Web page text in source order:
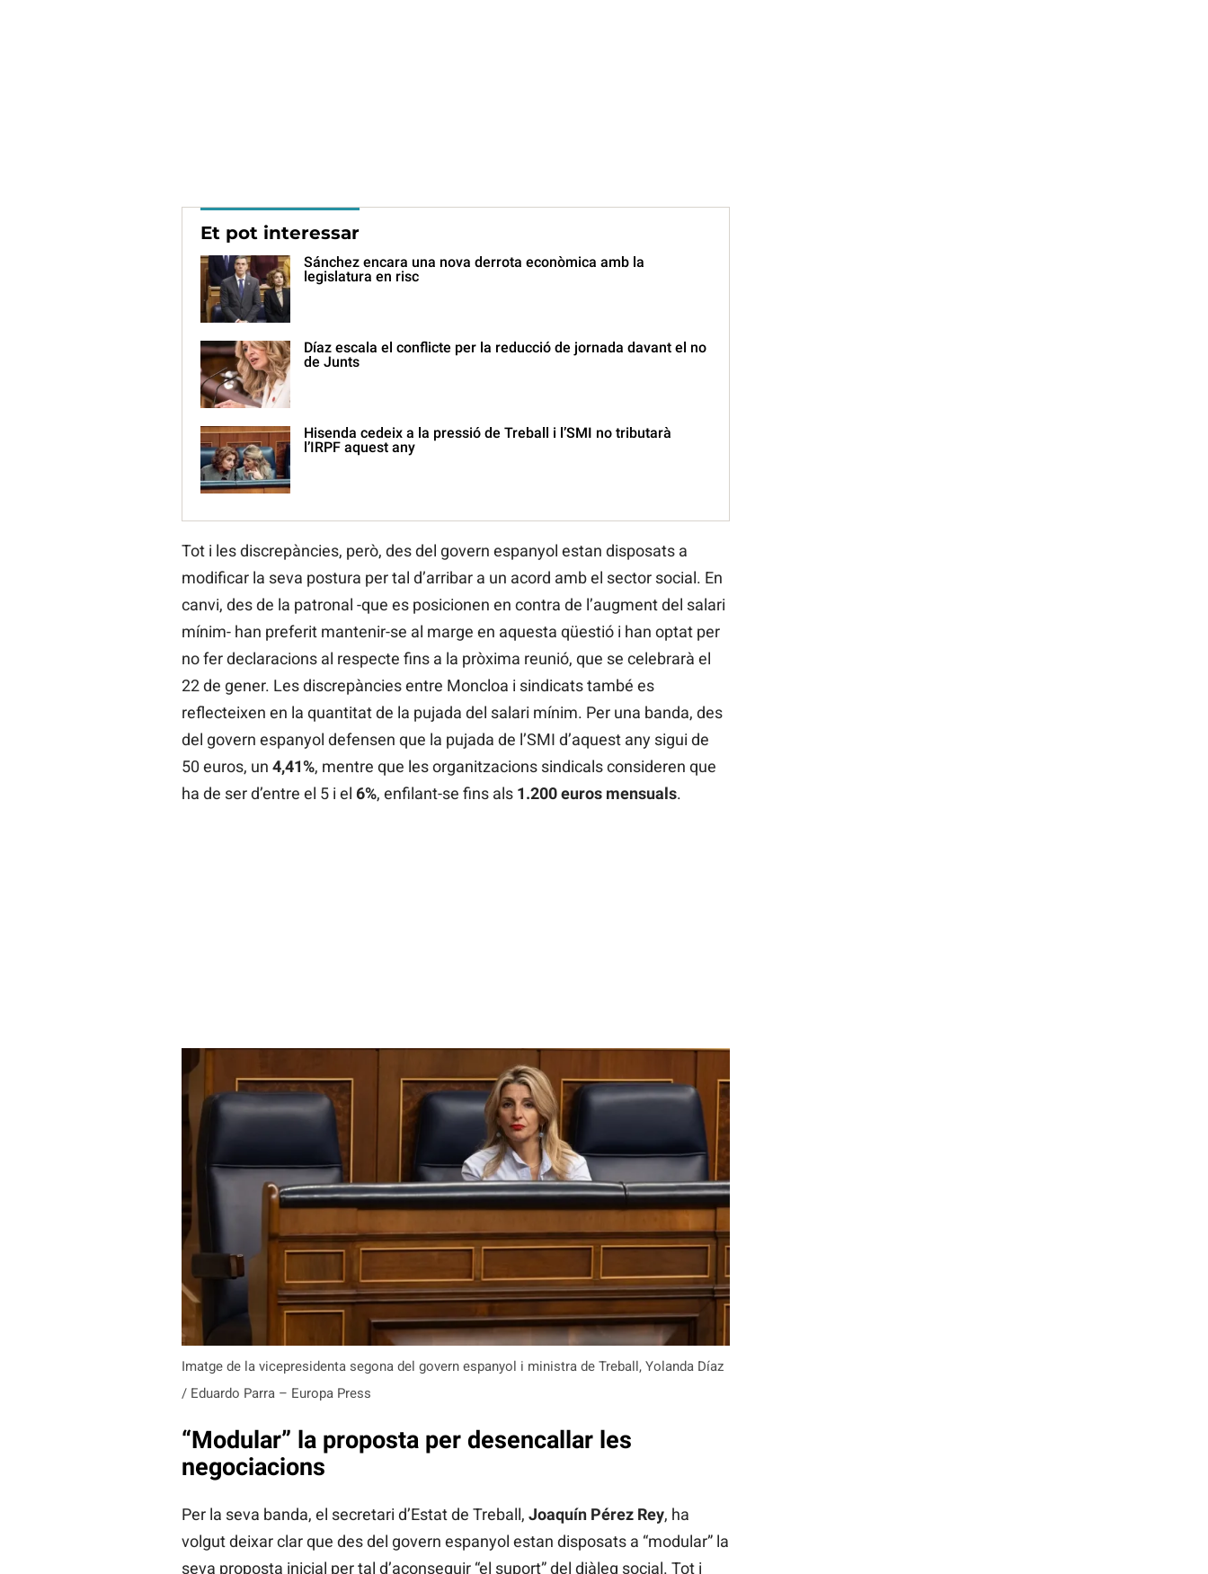
Et pot interessar
Sánchez encara una nova derrota econòmica amb la
legislatura en risc
Díaz escala el conflicte per la reducció de jornada davant el no
de Junts
Hisenda cedeix a la pressió de Treball i l’SMI no tributarà
l’IRPF aquest any
Tot i les discrepàncies, però, des del govern espanyol estan disposats a
modificar la seva postura per tal d’arribar a un acord amb el sector social. En
canvi, des de la patronal -que es posicionen en contra de l’augment del salari
mínim- han preferit mantenir-se al marge en aquesta qüestió i han optat per
no fer declaracions al respecte fins a la pròxima reunió, que se celebrarà el
22 de gener. Les discrepàncies entre Moncloa i sindicats també es
reflecteixen en la quantitat de la pujada del salari mínim. Per una banda, des
del govern espanyol defensen que la pujada de l’SMI d’aquest any sigui de
50 euros, un 4,41%, mentre que les organitzacions sindicals consideren que
ha de ser d’entre el 5 i el 6%, enfilant-se fins als 1.200 euros mensuals.
Imatge de la vicepresidenta segona del govern espanyol i ministra de Treball, Yolanda Díaz
/ Eduardo Parra – Europa Press
“Modular” la proposta per desencallar les
negociacions
Per la seva banda, el secretari d’Estat de Treball, Joaquín Pérez Rey, ha
volgut deixar clar que des del govern espanyol estan disposats a “modular” la
seva proposta inicial per tal d’aconseguir “el suport” del diàleg social. Tot i